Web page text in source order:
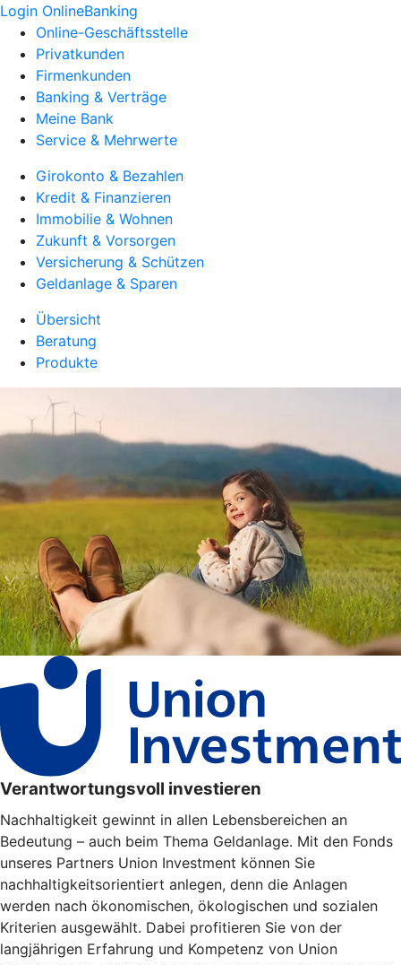
Login OnlineBanking
Online-Geschäftsstelle
Privatkunden
Firmenkunden
Banking & Verträge
Meine Bank
Service & Mehrwerte
Girokonto & Bezahlen
Kredit & Finanzieren
Immobilie & Wohnen
Zukunft & Vorsorgen
Versicherung & Schützen
Geldanlage & Sparen
Übersicht
Beratung
Produkte
Verantwortungsvoll investieren
Nachhaltigkeit gewinnt in allen Lebensbereichen an
Bedeutung – auch beim Thema Geldanlage. Mit den Fonds
unseres Partners Union Investment können Sie
nachhaltigkeitsorientiert anlegen, denn die Anlagen
werden nach ökonomischen, ökologischen und sozialen
Kriterien ausgewählt. Dabei profitieren Sie von der
langjährigen Erfahrung und Kompetenz von Union